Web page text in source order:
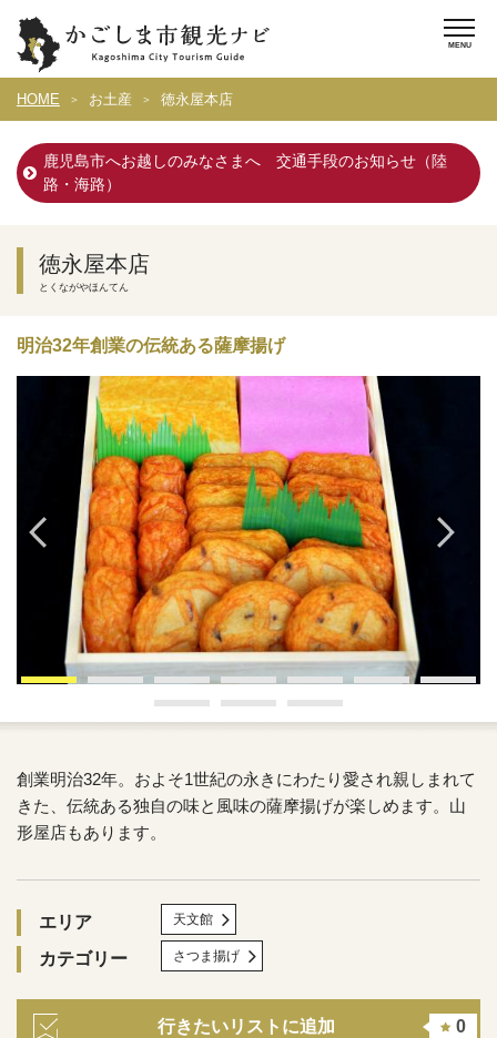
HOME お土産 徳永屋本店
鹿児島市へお越しのみなさまへ 交通手段のお知らせ（陸
路・海路）
徳永屋本店
とくながやほんてん
明治32年創業の伝統ある薩摩揚げ
創業明治32年。およそ1世紀の永きにわたり愛され親しまれて
きた、伝統ある独自の味と風味の薩摩揚げが楽しめます。山
形屋店もあります。
エリア 天文館
カテゴリー さつま揚げ
行きたいリストに追加 0